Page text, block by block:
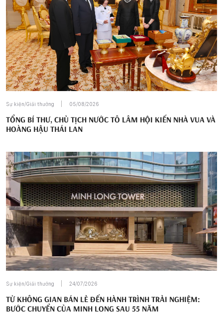
Sự kiện/Giải thưởng 05/08/2026
TỔNG BÍ THƯ, CHỦ TỊCH NƯỚC TÔ LÂM HỘI KIẾN NHÀ VUA VÀ
HOÀNG HẬU THÁI LAN
Sự kiện/Giải thưởng 24/07/2026
TỪ KHÔNG GIAN BÁN LẺ ĐẾN HÀNH TRÌNH TRẢI NGHIỆM:
BƯỚC CHUYỂN CỦA MINH LONG SAU 55 NĂM